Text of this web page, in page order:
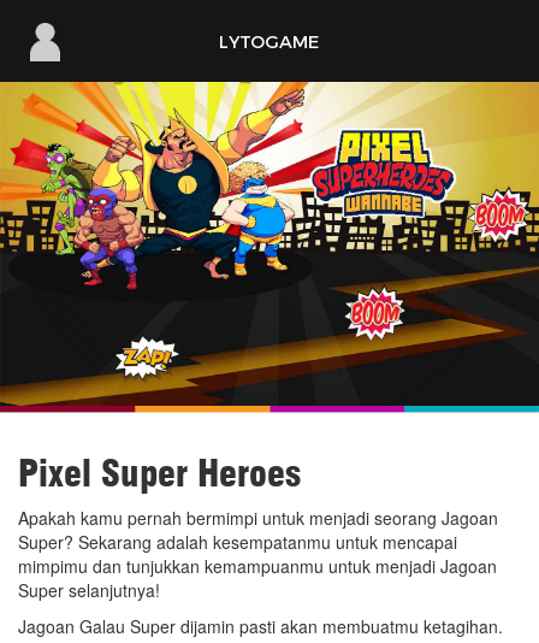
LYTOGAME
My Account
Daftar Baru
PC
Games
Games
Berita
Support
LYTOGAME
Pixel Super Heroes
Apakah kamu pernah bermimpi untuk menjadi seorang Jagoan
Super? Sekarang adalah kesempatanmu untuk mencapai
mimpimu dan tunjukkan kemampuanmu untuk menjadi Jagoan
Super selanjutnya!
Jagoan Galau Super dijamin pasti akan membuatmu ketagihan.